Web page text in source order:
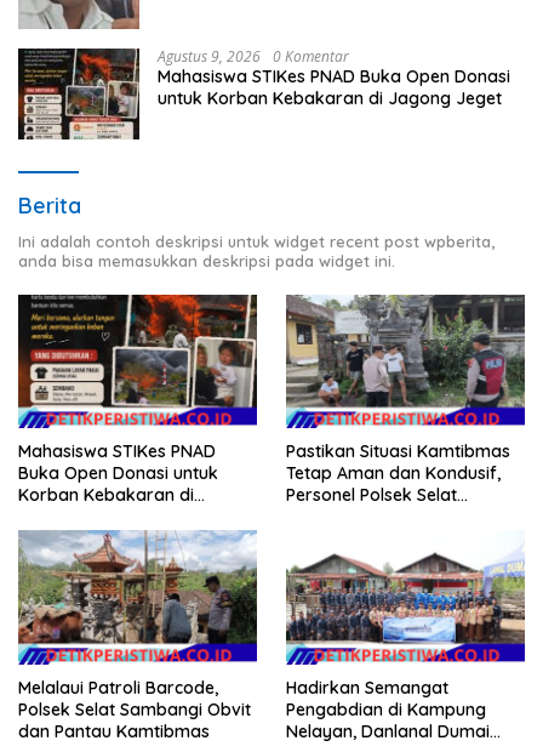
Agustus 9, 2026 0 Komentar
Mahasiswa STIKes PNAD Buka Open Donasi
untuk Korban Kebakaran di Jagong Jeget
Berita
Ini adalah contoh deskripsi untuk widget recent post wpberita,
anda bisa memasukkan deskripsi pada widget ini.
Mahasiswa STIKes PNAD
Buka Open Donasi untuk
Korban Kebakaran di
Pastikan Situasi Kamtibmas
Tetap Aman dan Kondusif,
Personel Polsek Selat
Melalaui Patroli Barcode,
Polsek Selat Sambangi Obvit
dan Pantau Kamtibmas
Hadirkan Semangat
Pengabdian di Kampung
Nelayan, Danlanal Dumai